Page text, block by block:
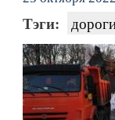
Тэги: